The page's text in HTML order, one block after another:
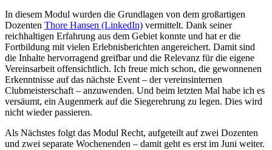
In diesem Modul wurden die Grundlagen von dem großartigen
Dozenten Thore Hansen (LinkedIn) vermittelt. Dank seiner
reichhaltigen Erfahrung aus dem Gebiet konnte und hat er die
Fortbildung mit vielen Erlebnisberichten angereichert. Damit sind
die Inhalte hervorragend greifbar und die Relevanz für die eigene
Vereinsarbeit offensichtlich. Ich freue mich schon, die gewonnenen
Erkenntnisse auf das nächste Event – der vereinsinternen
Clubmeisterschaft – anzuwenden. Und beim letzten Mal habe ich es
versäumt, ein Augenmerk auf die Siegerehrung zu legen. Dies wird
nicht wieder passieren.
Als Nächstes folgt das Modul Recht, aufgeteilt auf zwei Dozenten
und zwei separate Wochenenden – damit geht es erst im Juni weiter.